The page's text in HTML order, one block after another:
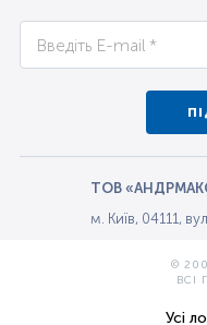
ТОВ
м. Київ, 04111,
©
ВСІ
Усі